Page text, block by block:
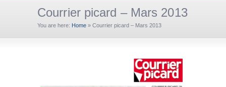
Courrier picard – Mars 2013
You are here: Home » Courrier picard – Mars 2013